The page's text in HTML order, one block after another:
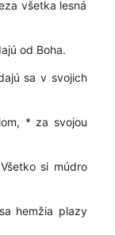
všetka lesná
od Boha.
sa v svojich
* za svojou
si múdro
hemžia plazy